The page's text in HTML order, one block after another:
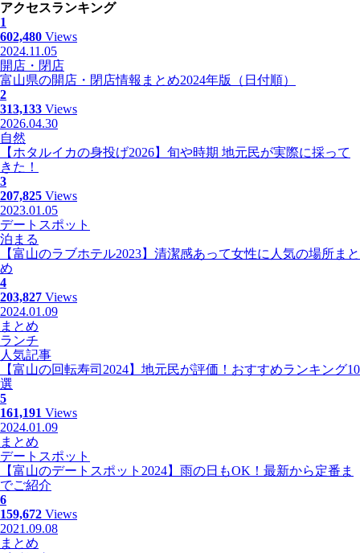
アクセスランキング
1
602,480 Views
2024.11.05
開店・閉店
富山県の開店・閉店情報まとめ2024年版（日付順）
2
313,133 Views
2026.04.30
自然
【ホタルイカの身投げ2026】旬や時期 地元民が実際に採って
きた！
3
207,825 Views
2023.01.05
デートスポット
泊まる
【富山のラブホテル2023】清潔感あって女性に人気の場所まと
め
4
203,827 Views
2024.01.09
まとめ
ランチ
人気記事
【富山の回転寿司2024】地元民が評価！おすすめランキング10
選
5
161,191 Views
2024.01.09
まとめ
デートスポット
【富山のデートスポット2024】雨の日もOK！最新から定番ま
でご紹介
6
159,672 Views
2021.09.08
まとめ